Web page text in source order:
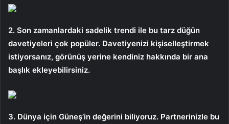
2. Son zamanlardaki sadelik trendi ile bu tarz düğün
davetiyeleri çok popüler. Davetiyenizi kişiselleştirmek
istiyorsanız, görünüş yerine kendiniz hakkında bir ana
başlık ekleyebilirsiniz.
3. Dünya için Güneş’in değerini biliyoruz. Partnerinizle bu